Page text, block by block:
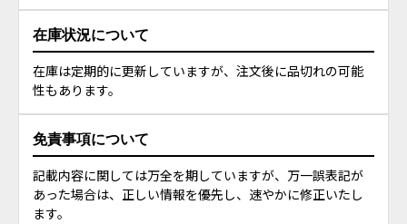
在庫状況について
在庫は定期的に更新していますが、注文後に品切れの可能
性もあります。
免責事項について
記載内容に関しては万全を期していますが、万一誤表記が
あった場合は、正しい情報を優先し、速やかに修正いたし
ます。